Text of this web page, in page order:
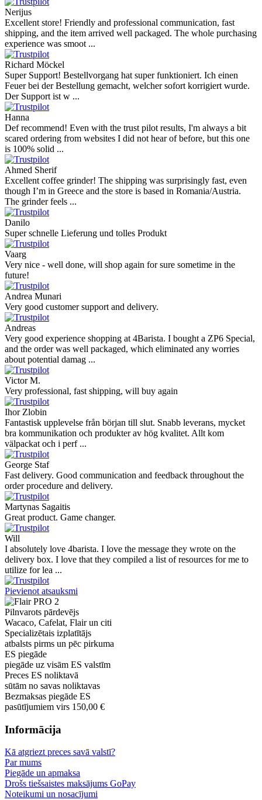
Nerijus
Excellent store! Friendly and professional communication, fast
shipping, and the item arrived well packaged. The whole purchasing
experience was smoot ...
Richard Möckel
Super Support! Bestellvorgang hat super funktioniert. Ich einen
Feuer bei der Bestellung gemacht, welcher sofort korrigiert wurde.
Der Support ist w ...
Hanna
Def recommend! Even with the trust pilot results, I'm always a bit
scared ordering from websites I did not hear of before, but this one
is 100% solid ...
Ahmed Sherif
Excellent coffee grinder! The shipping was surprisingly fast, even
though I’m in Greece and the store is based in Romania/Austria.
The grinder feels ...
Danilo
Super schnelle Lieferung und tolles Produkt
Vaarg
Very nice - well done, will shop again for sure sometime in the
future!
Andrea Munari
Very good customer support and delivery.
Andreas
Very good experience shopping at 4Barista. I bought a ZP6 Special,
and the order was well packaged, which eliminated any worries
about potential damag ...
Victor M.
Very professional, fast shipping, will buy again
Ihor Zlobin
Fantastisk upplevelse från början till slut. Snabb leverans, mycket
bra kommunikation och produkter av hög kvalitet. Allt kom
välpackat och i perf ...
George Staf
Fast delivery. Good communication and feedback throughout the
order procedure and delivery.
Martynas Sagaitis
Great product. Game changer.
Will
I absolutely love 4barista. I love the message they wrote on the
delivery box. I love that they compiled a list of resources for me to
utilize for lea ...
Pievienot atsauksmi
Pilnvarots pārdevējs
Wacaco, Cafelat, Flair un citi
Specializētais izplatītājs
atbalsts pirms un pēc pirkuma
ES piegāde
piegāde uz visām ES valstīm
Preces ES noliktavā
sūtām no savas noliktavas
Bezmaksas piegāde ES
pasūtījumiem virs 150,00 €
Informācija
Kā atgriezt preces savā valstī?
Par mums
Piegāde un apmaksa
Drošs tiešsaistes maksājums GoPay
Noteikumi un nosacījumi